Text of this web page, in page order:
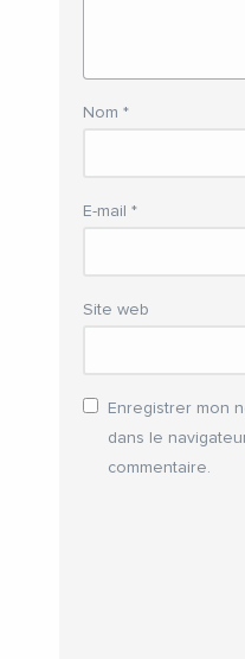
Nom *
E-mail *
Site web
Enregistrer mon
dans le
commentaire.